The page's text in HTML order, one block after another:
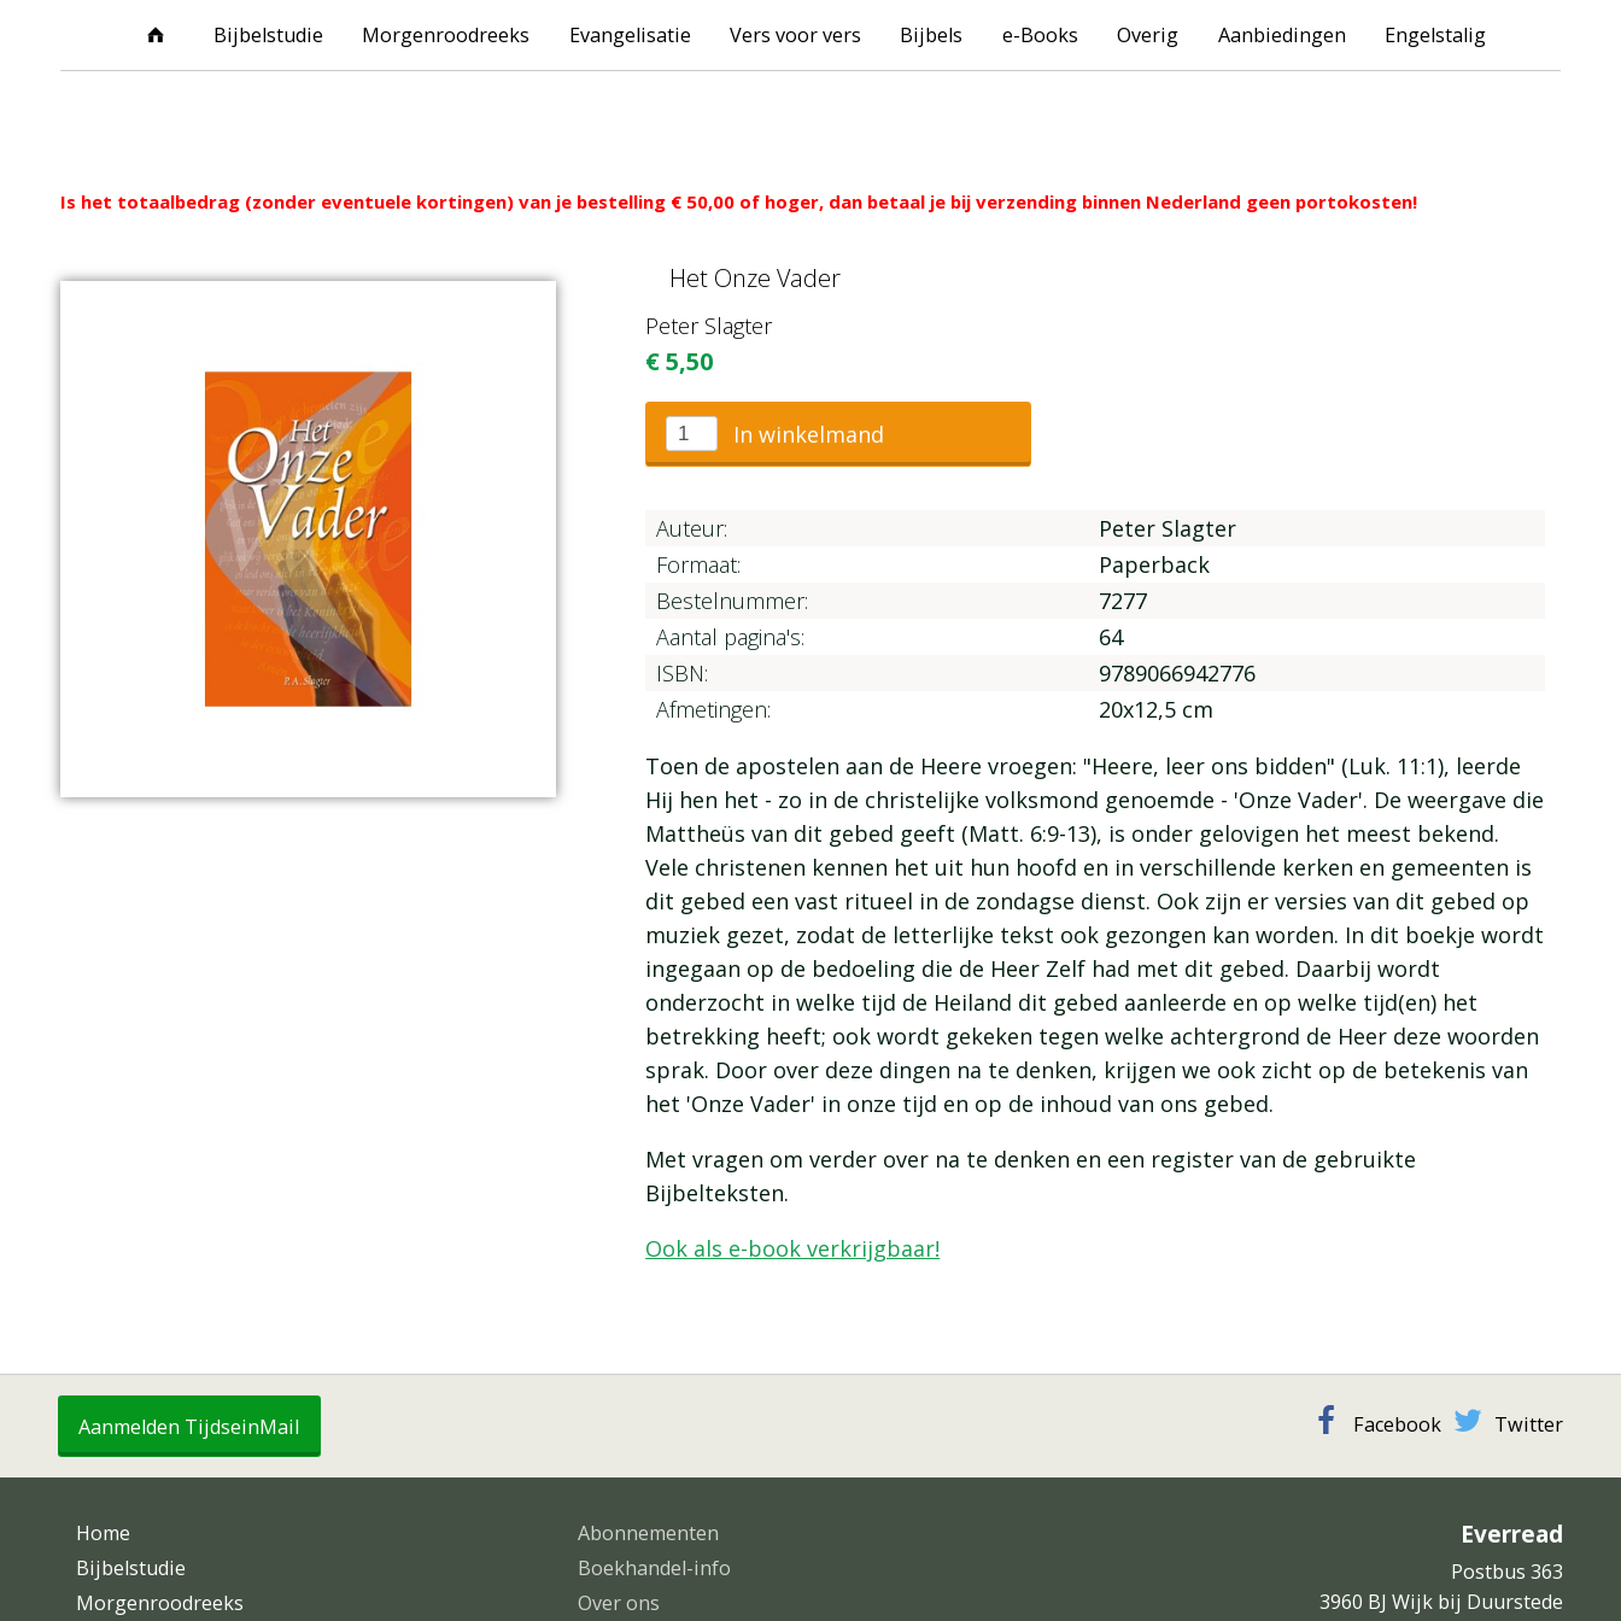
Bijbelstudie Morgenroodreeks Evangelisatie Vers voor vers Bijbels e-Books Overig Aanbiedingen Engelstalig
Webshop
Is het totaalbedrag (zonder eventuele kortingen) van je bestelling € 50,00 of hoger, dan betaal je bij verzending binnen Nederland geen portokosten!
Het Onze Vader
Peter Slagter
€5,50
In winkelmand
Auteur:
Peter Slagter
Formaat:
Paperback
Bestelnummer:
7277
Aantal pagina's:
64
ISBN:
9789066942776
Afmetingen:
20x12,5 cm
Toen de apostelen aan de Heere vroegen: "Heere, leer ons bidden" (Luk. 11:1), leerde
Hij hen het - zo in de christelijke volksmond genoemde - 'Onze Vader'. De weergave die
Mattheüs van dit gebed geeft (Matt. 6:9-13), is onder gelovigen het meest bekend.
Vele christenen kennen het uit hun hoofd en in verschillende kerken en gemeenten is
dit gebed een vast ritueel in de zondagse dienst. Ook zijn er versies van dit gebed op
muziek gezet, zodat de letterlijke tekst ook gezongen kan worden. In dit boekje wordt
ingegaan op de bedoeling die de Heer Zelf had met dit gebed. Daarbij wordt
onderzocht in welke tijd de Heiland dit gebed aanleerde en op welke tijd(en) het
betrekking heeft; ook wordt gekeken tegen welke achtergrond de Heer deze woorden
sprak. Door over deze dingen na te denken, krijgen we ook zicht op de betekenis van
het 'Onze Vader' in onze tijd en op de inhoud van ons gebed.
Met vragen om verder over na te denken en een register van de gebruikte
Bijbelteksten.
Ook als e-book verkrijgbaar!
Aanmelden TijdseinMail Facebook Twitter
Home
Bijbelstudie
Morgenroodreeks
Abonnementen
Boekhandel-info
Over ons
Everread
Postbus 363
3960 BJ Wijk bij Duurstede